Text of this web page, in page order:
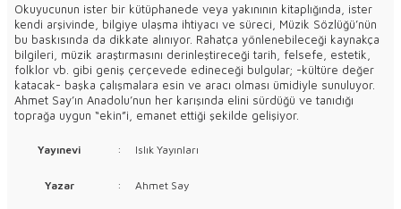
Okuyucunun ister bir kütüphanede veya yakınının kitaplığında, ister
kendi arşivinde, bilgiye ulaşma ihtiyacı ve süreci, Müzik Sözlüğü’nün
bu baskısında da dikkate alınıyor. Rahatça yönlenebileceği kaynakça
bilgileri, müzik araştırmasını derinleştireceği tarih, felsefe, estetik,
folklor vb. gibi geniş çerçevede edineceği bulgular; -kültüre değer
katacak- başka çalışmalara esin ve aracı olması ümidiyle sunuluyor.
Ahmet Say’ın Anadolu’nun her karışında elini sürdüğü ve tanıdığı
toprağa uygun “ekin”i, emanet ettiği şekilde gelişiyor.
Yayınevi : Islık Yayınları
Yazar : Ahmet Say